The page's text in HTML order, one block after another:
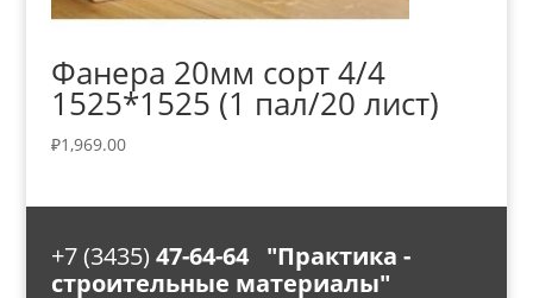
Фанера 20мм сорт 4/4
1525*1525 (1 пал/20 лист)
₽1,969.00
+7 (3435) 47-64-64 "Практика -
строительные материалы"